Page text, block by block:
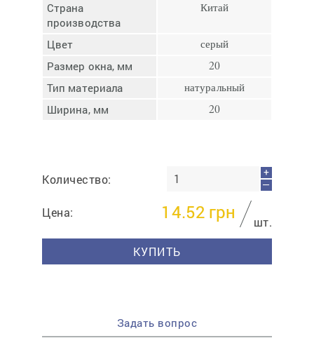
Страна
производства
Китай
Цвет серый
Размер окна, мм 20
Тип материала натуральный
Ширина, мм 20
Количество:
+
—
Цена: 14.52 грн
шт.
КУПИТЬ
Задать вопрос